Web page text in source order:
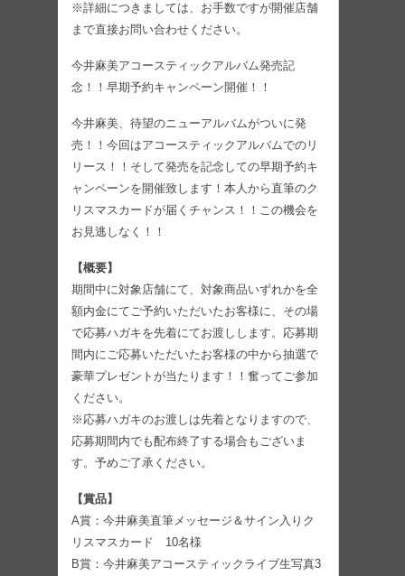
※詳細につきましては、お手数ですが開催店舗
まで直接お問い合わせください。
今井麻美アコースティックアルバム発売記
念！！早期予約キャンペーン開催！！
今井麻美、待望のニューアルバムがついに発
売！！今回はアコースティックアルバムでのリ
リース！！そして発売を記念しての早期予約キ
ャンペーンを開催致します！本人から直筆のク
リスマスカードが届くチャンス！！この機会を
お見逃しなく！！
【概要】
期間中に対象店舗にて、対象商品いずれかを全
額内金にてご予約いただいたお客様に、その場
で応募ハガキを先着にてお渡しします。応募期
間内にご応募いただいたお客様の中から抽選で
豪華プレゼントが当たります！！奮ってご参加
ください。
※応募ハガキのお渡しは先着となりますので、
応募期間内でも配布終了する場合もございま
す。予めご了承ください。
【賞品】
A賞：今井麻美直筆メッセージ＆サイン入りク
リスマスカード 10名様
B賞：今井麻美アコースティックライブ生写真3